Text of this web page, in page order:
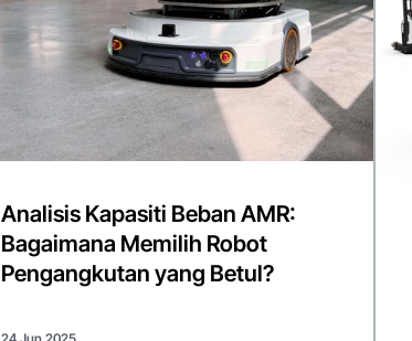
Analisis Kapasiti Beban AMR:
Bagaimana Memilih Robot
Pengangkutan yang Betul?